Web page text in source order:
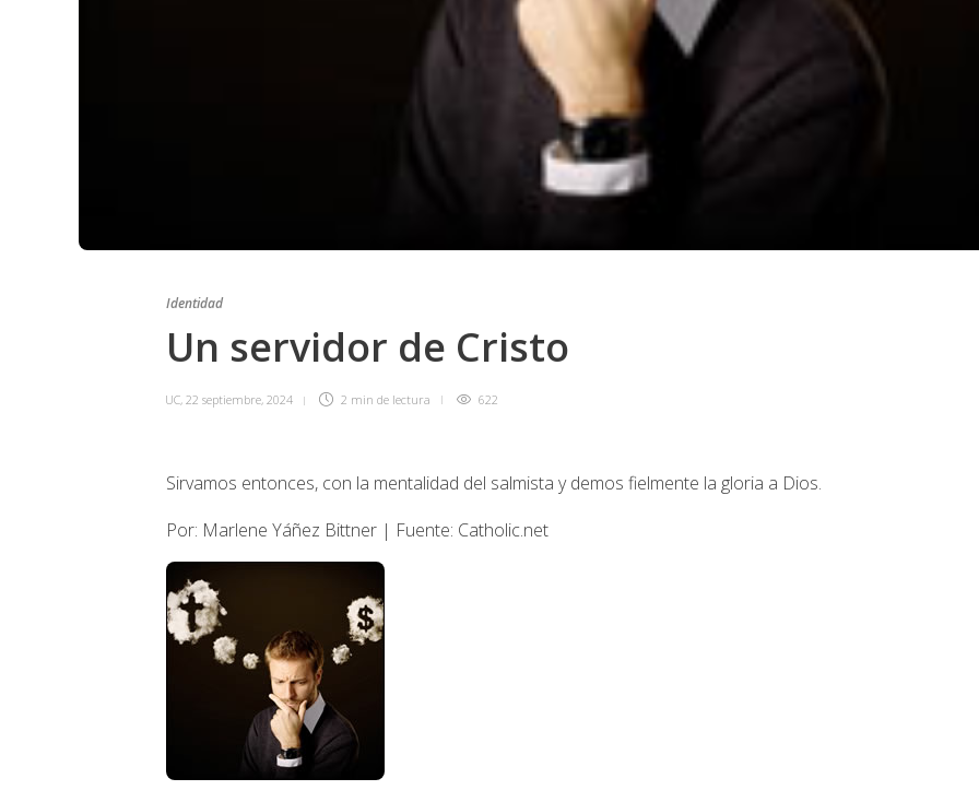
Identidad
Un servidor de Cristo
UC, 22 septiembre, 2024 2 min de lectura 622
Sirvamos entonces, con la mentalidad del salmista y demos fielmente la gloria a Dios.
Por: Marlene Yáñez Bittner | Fuente: Catholic.net